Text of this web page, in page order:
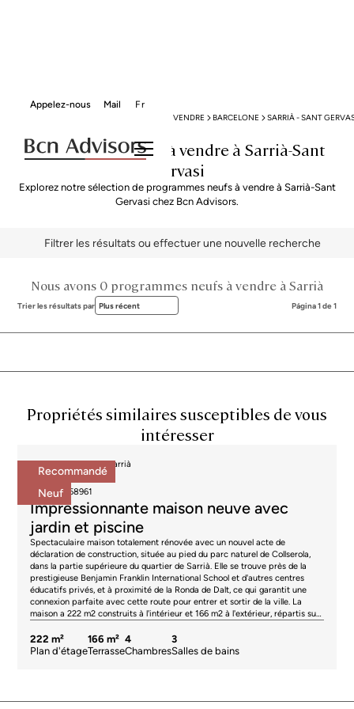
Mail
Appelez-nous Fr
PROGRAMMES NEUFS À VENDRE BARCELONE SARRIÀ - SANT
Programmes neufs à vendre à Sarrià-Sant
Gervasi
Explorez notre sélection de programmes neufs à vendre à Sarrià-Sant
Gervasi chez Bcn Advisors.
Filtrer les résultats ou effectuer une nouvelle recherche
Nous avons 0 programmes neufs à vendre à Sarrià
Trier les résultats par Plus récent Página 1 de 1
Propriétés similaires susceptibles de vous
intéresser
Recommandé
Neuf
Maisons à vendre à Sarrià
2.195.000 €
BCN072258961
Impressionnante maison neuve avec
jardin et piscine
Spectaculaire maison totalement rénovée avec un nouvel acte de
déclaration de construction, située au pied du parc naturel de Collserola,
dans la partie supérieure du quartier de Sarrià. Elle se trouve près de la
prestigieuse Benjamin Franklin International School et d'autres centres
éducatifs privés, et à proximité de la Ronda de Dalt, ce qui garantit une
connexion parfaite avec cette route pour entrer et sortir de la ville. La
maison a 222 m2 construits à l'intérieur et 166 m2 à l'extérieur, répartis sur
dispose de matériaux et de finitions de la plus haute qualité, avec des
éléments originaux restaurés tels que des plafonds voûtés catalans et des
222 m²
Plan d'étage
166 m²
Terrasse
4
Chambres
3
Salles de bains